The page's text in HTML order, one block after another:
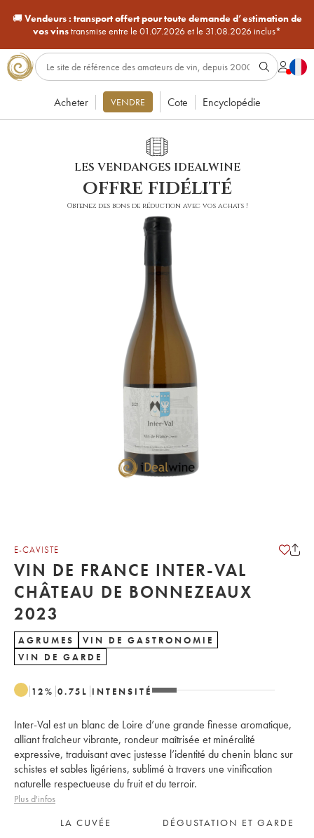
🚚Vendeurs : transport offert pour toute demande d’estimation de
vos vinstransmise entre le 01.07.2026 et le 31.08.2026 inclus*
Acheter VENDRE Cote Encyclopédie
LES VENDANGES IDEALWINE
offre fidélité
Obtenez des bons de réduction avec vos achats !
E-CAVISTE
VIN DE FRANCE INTER-VAL
CHÂTEAU DE BONNEZEAUX
2023
AGRUMES
VIN DE GASTRONOMIE
VIN DE GARDE
12% 0.75 L INTENSITÉ
Inter-Val est un blanc de Loire d’une grande finesse aromatique,
alliant fraîcheur vibrante, rondeur maîtrisée et minéralité
expressive, traduisant avec justesse l’identité du chenin blanc sur
schistes et sables ligériens, sublimé à travers une vinification
naturelle respectueuse du fruit et du terroir.
Plus d'infos
LA CUVÉE
DÉGUSTATION ET GARDE